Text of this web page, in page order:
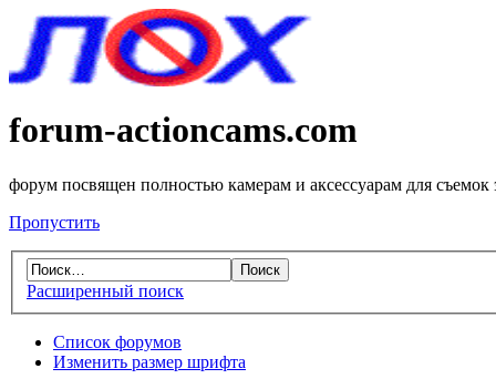
forum-actioncams.com
форум посвящен полностью камерам и аксессуарам для съемок
Пропустить
Расширенный поиск
Список форумов
Изменить размер шрифта